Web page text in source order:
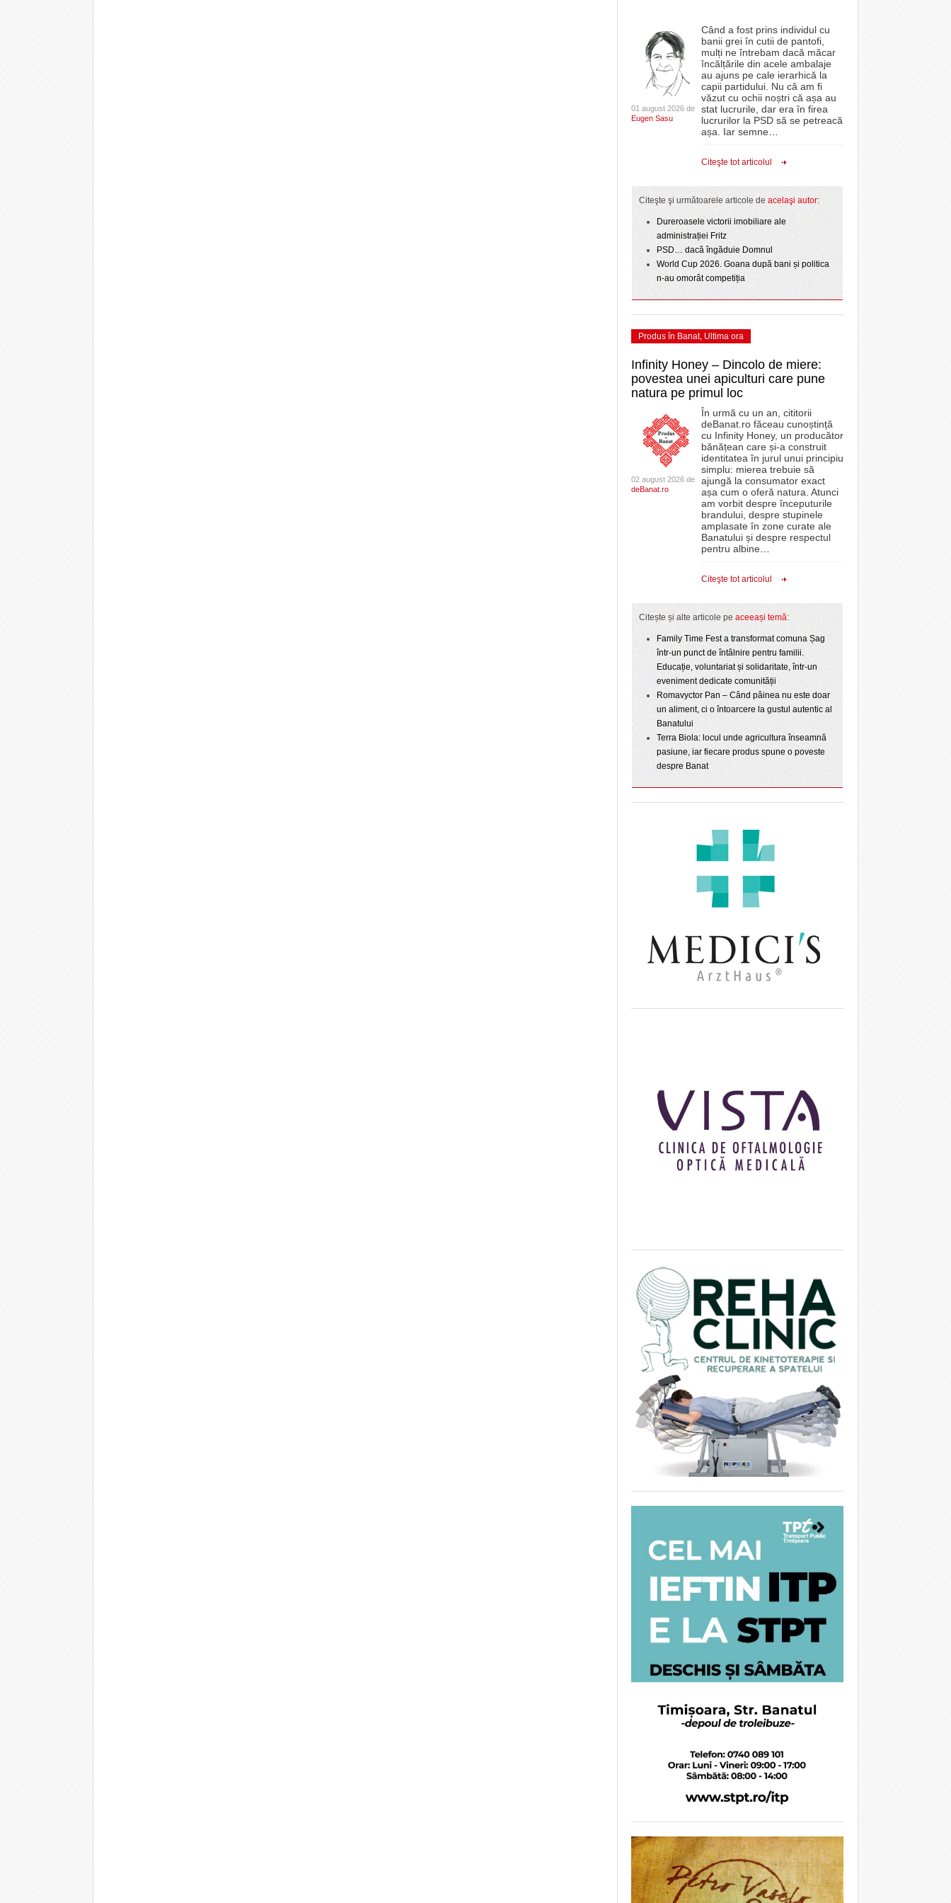
01 august 2026 de
Eugen Sasu
Când a fost prins individul cu
banii grei în cutii de pantofi,
mulți ne întrebam dacă măcar
încălțările din acele ambalaje
au ajuns pe cale ierarhică la
capii partidului. Nu că am fi
văzut cu ochii noștri că așa au
stat lucrurile, dar era în firea
lucrurilor la PSD să se petreacă
așa. Iar semne
Citeşte tot articolul
Citeşte şi următoarele articole de acelaşi autor:
Dureroasele victorii imobiliare ale
administrației Fritz
PSD… dacă îngăduie Domnul
World Cup 2026. Goana după bani și politica
n-au omorât competiția
Produs în Banat, Ultima ora
Infinity Honey – Dincolo de miere:
povestea unei apiculturi care pune
natura pe primul loc
02 august 2026 de
deBanat.ro
În urmă cu un an, cititorii
deBanat.ro făceau cunoștință
cu Infinity Honey, un producător
bănățean care și-a construit
identitatea în jurul unui principiu
simplu: mierea trebuie să
ajungă la consumator exact
așa cum o oferă natura. Atunci
am vorbit despre începuturile
brandului, despre stupinele
amplasate în zone curate ale
Banatului și despre respectul
pentru albine
Citeşte tot articolul
Citește și alte articole pe aceeași temă:
Family Time Fest a transformat comuna Șag
într-un punct de întâlnire pentru familii.
Educație, voluntariat și solidaritate, într-un
eveniment dedicate comunității
Romavyctor Pan – Când pâinea nu este doar
un aliment, ci o întoarcere la gustul autentic al
Banatului
Terra Biola: locul unde agricultura înseamnă
pasiune, iar fiecare produs spune o poveste
despre Banat